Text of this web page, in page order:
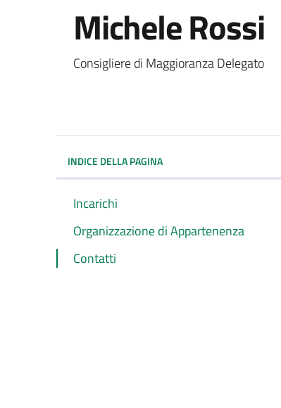
Michele Rossi
Consigliere di Maggioranza Delegato
INDICE DELLA PAGINA
Incarichi
Organizzazione di Appartenenza
Contatti